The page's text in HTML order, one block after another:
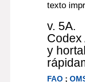
texto
v. 5A.
Codex
y
FAO ;